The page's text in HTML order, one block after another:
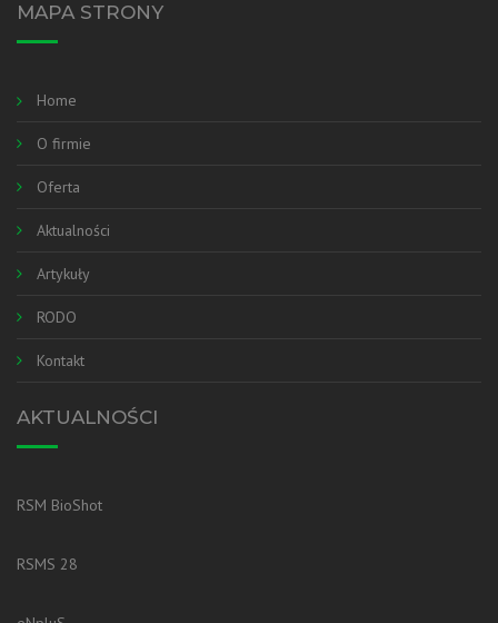
MAPA STRONY
Home
O firmie
Oferta
Aktualności
Artykuły
RODO
Kontakt
AKTUALNOŚCI
RSM BioShot
RSMS 28